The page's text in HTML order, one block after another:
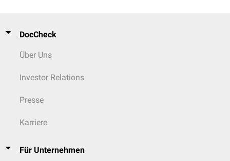
DocCheck
Über Uns
Investor Relations
Presse
Karriere
Für Unternehmen